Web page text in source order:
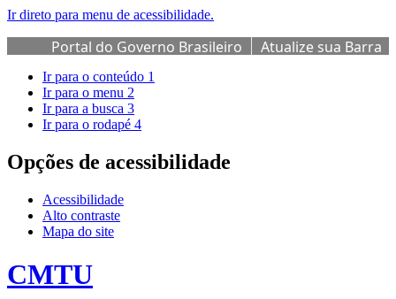
Ir direto para menu de acessibilidade.
Portal do Governo Brasileiro
Atualize sua Barra
de Governo
Ir para o conteúdo 1
Ir para o menu 2
Ir para a busca 3
Ir para o rodapé 4
Opções de acessibilidade
Acessibilidade
Alto contraste
Mapa do site
CMTU